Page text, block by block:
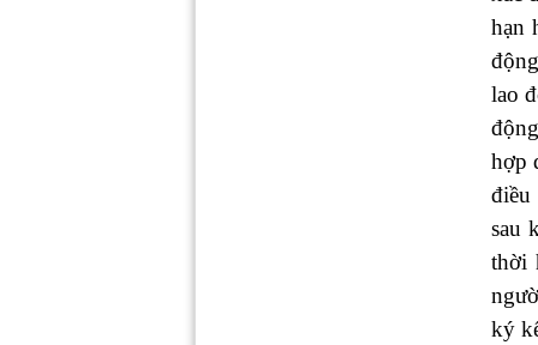
hạn
lao
hợp
điều
sau
thời
ký